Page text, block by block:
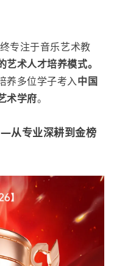
专注于音乐艺术教
术人才培养模式。
养多位学子考入中国
术学府。
从专业深耕到金榜